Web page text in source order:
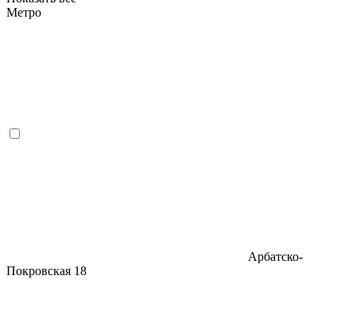
Метро
Арбатско-
Покровская 18